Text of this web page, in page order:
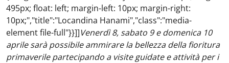
495px; float: left; margin-left: 10px; margin-right:
10px;","title":"Locandina Hanami","class":"media-
element file-full"}}]]Venerdì 8, sabato 9 e domenica 10
aprile sarà possibile ammirare la bellezza della fioritura
primaverile partecipando a visite guidate e attività per i